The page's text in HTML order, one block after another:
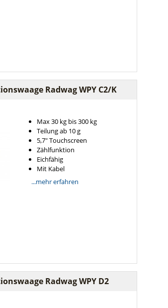
Radwag WPY C2/K
Max 30 kg bis 300 kg
Teilung ab 10 g
5,7" Touchscreen
Zählfunktion
Eichfähig
Mit Kabel
...mehr erfahren
Radwag WPY D2